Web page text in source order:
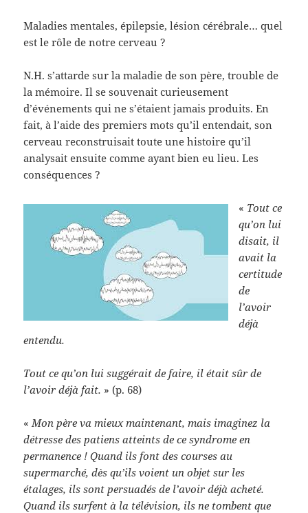
Maladies mentales, épilepsie, lésion cérébrale… quel
est le rôle de notre cerveau ?
N.H. s’attarde sur la maladie de son père, trouble de
la mémoire. Il se souvenait curieusement
d’événements qui ne s’étaient jamais produits. En
fait, à l’aide des premiers mots qu’il entendait, son
cerveau reconstruisait toute une histoire qu’il
analysait ensuite comme ayant bien eu lieu. Les
conséquences ?
« Tout ce
qu’on lui
disait, il
avait la
certitude
de
l’avoir
déjà
entendu.
Tout ce qu’on lui suggérait de faire, il était sûr de
l’avoir déjà fait. » (p. 68)
« Mon père va mieux maintenant, mais imaginez la
détresse des patiens atteints de ce syndrome en
permanence ! Quand ils font des courses au
supermarché, dès qu’ils voient un objet sur les
étalages, ils sont persuadés de l’avoir déjà acheté.
Quand ils surfent à la télévision, ils ne tombent que